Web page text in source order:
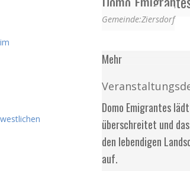
Gemeinde:Ziersdorf
Mehr
Domo Emigrantes
überschreitet und
den lebendigen
auf.